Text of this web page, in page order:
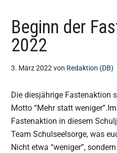
St.
Ursula
Realschule
Kompetenz,
Persönlichkeit,
Chancen
Beginn der
2022
3. März 2022von Redaktion (DB)
Die diesjährige Fastenaktion
Motto “Mehr statt weniger”.
Fastenaktion in diesem
Team Schulseelsorge, was
Nicht etwa “weniger”,